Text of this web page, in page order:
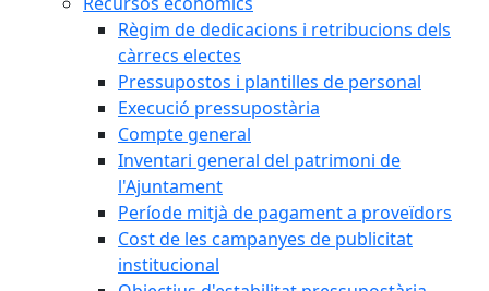
Règim de dedicacions i retribucions dels
càrrecs electes
Pressupostos i plantilles de personal
Execució pressupostària
Compte general
Inventari general del patrimoni de
l'Ajuntament
Període mitjà de pagament a proveïdors
Cost de les campanyes de publicitat
institucional